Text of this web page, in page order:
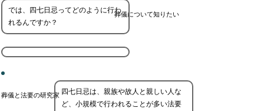
葬儀について知りたい
では、四七日忌ってどのように行わ
れるんですか？
葬儀と法要の研究家 四七日忌は、親族や故人と親しい人な
ど、小規模で行われることが多い法要